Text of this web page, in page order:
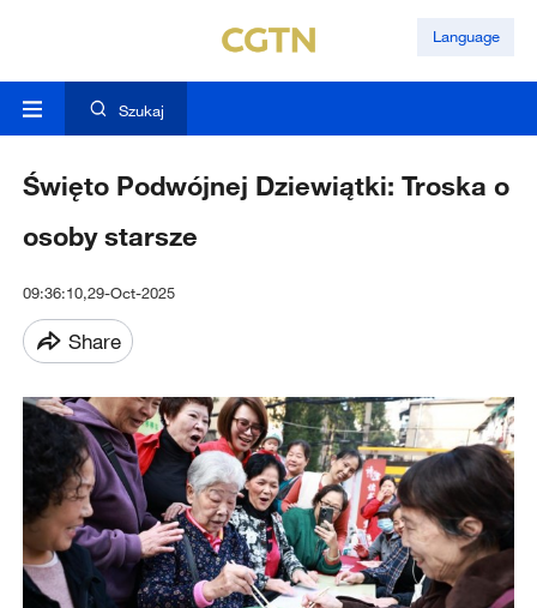
Language
Szukaj
Święto Podwójnej Dziewiątki: Troska o
osoby starsze
09:36:10,29-Oct-2025
Share